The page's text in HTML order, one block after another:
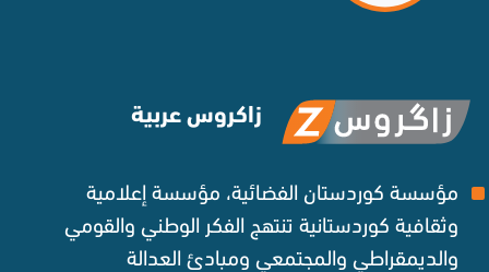
زاكروس عربية
مؤسسة كوردستان الفضائية، مؤسسة إعلامية
وثقافية كوردستانية تنتهج الفكر الوطني والقومي
والديمقراطي والمجتمعي ومبادئ العدالة ‌